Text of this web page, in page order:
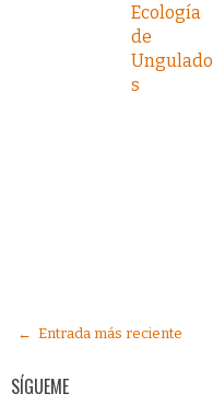
Ecología
de
Ungulado
s
← Entrada más reciente
SÍGUEME